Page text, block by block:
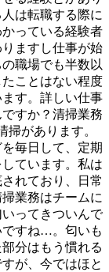
は転職する際に
っている経験者
ますし仕事が始
職場でも半数以
ことはない程度
す。詳しい仕事
すか？清掃業務
掃があります。
毎日して、定期
ています。私は
れており、日常
業務はチームに
ってきついんで
ですね…。匂いも
分はもう慣れる
が、今ではほと